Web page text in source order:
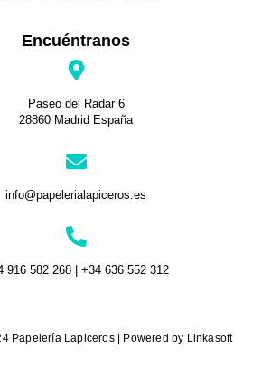
Encuéntranos
Paseo del Radar 6
28860 Madrid España
info@papelerialapiceros.es
916 582 268 | +34 636 552 312
Papelería Lapiceros | Powered by Linkasoft